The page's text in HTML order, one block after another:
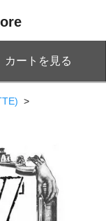
カートを見る
>